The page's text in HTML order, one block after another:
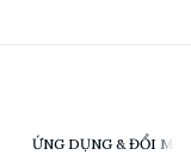
ỨNG DỤNG & ĐỔI